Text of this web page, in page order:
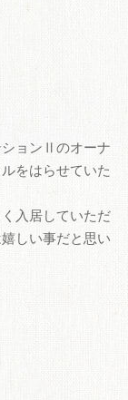
ョンⅡのオーナ
をはらせていた
入居していただ
しい事だと思い